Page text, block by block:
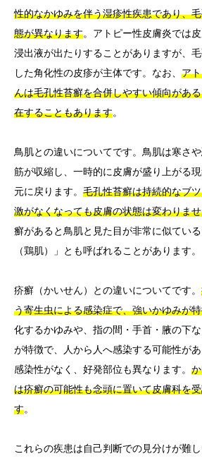
性的なかゆみを伴う湿疹性疾患であり、
態が異なります。アトピー性皮膚炎では
浸出液が出たりすることがありますが、
した角化性の皮疹が主体です。なお、 ア
んは毛孔性苔癬を合併しやすい傾向があ
在することもあります。
鳥肌との違いについてです。鳥肌は寒さ
筋が収縮し、一時的に皮膚が盛り上がる
元に戻ります。 毛孔性苔癬は持続的なブ
激がなくなっても皮膚の状態は変わりま
癬があると鳥肌と見た目が非常に似てい
（鶏肌）」とも呼ばれることがあります。
疥癬（かいせん）との違いについてです。
う寄生虫による感染症で、強いかゆみが
化するかゆみや、指の間・手首・腋の下
が特徴で、人から人へ感染する可能性が
感染性がなく、好発部位も異なります。
は疥癬の可能性も念頭に置いて皮膚科を
す。
これらの疾患は自己判断での見分けが難し